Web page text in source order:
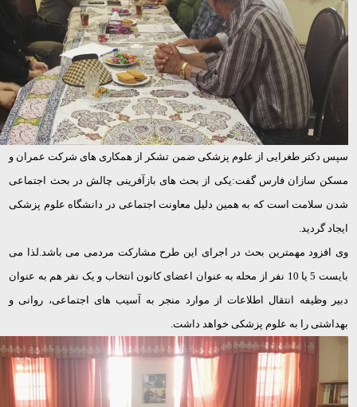
سپس دکتر طغرایی از علوم پزشکی ضمن تشکر از همکاری های شرکت عمران و
مسکن سازان فارس گفت:یکی از بحث های بازآفرینی چالش در بحث اجتماعی
شدن سلامت است که به همین دلیل معاونت اجتماعی در دانشگاه علوم پزشکی
ایجاد گردید.
وی افزود مهمترین بحث در اجرای این طرح مشارکت مردمی می باشد.لذا می
بایست 5 یا 10 نفر از محله به عنوان اعضای کانون انتخاب و یک نفر هم به عنوان
دبیر وظیفه انتقال اطلاعات از موارد منجر به آسیب های اجتماعی، روانی و
بهداشتی را به علوم پزشکی خواهد داشت.